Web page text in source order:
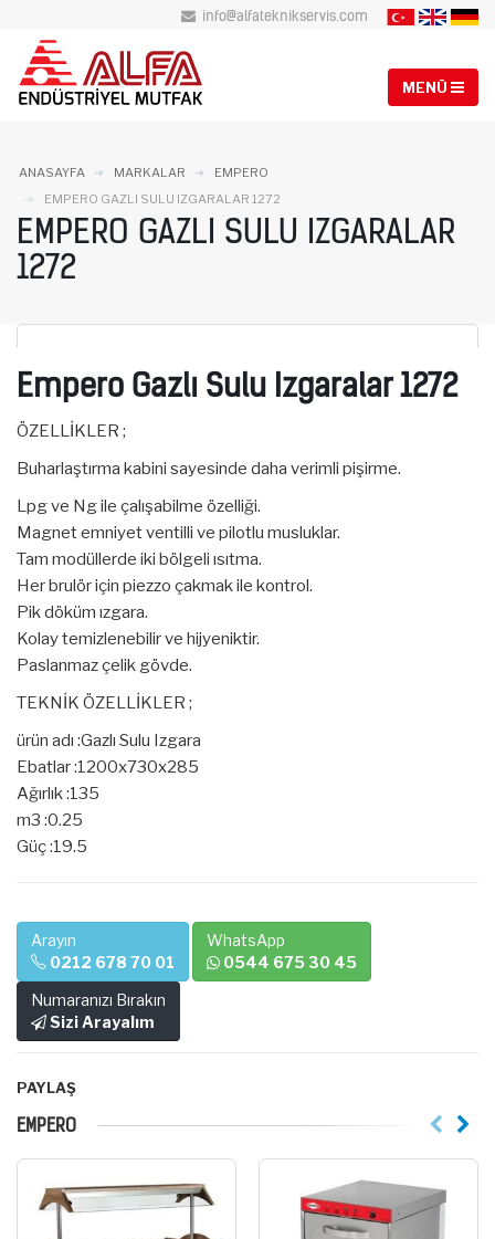
info@alfateknikservis.com
ANASAYFA MARKALAR
EMPERO
EMPERO GAZLI SULU IZGARALAR 1272
EMPERO GAZLI SULU IZGARALAR
1272
Empero Gazlı Sulu Izgaralar 1272
ÖZELLİKLER ;
Buharlaştırma kabini sayesinde daha verimli pişirme.
Lpg ve Ng ile çalışabilme özelliği.
Magnet emniyet ventilli ve pilotlu musluklar.
Tam modüllerde iki bölgeli ısıtma.
Her brulör için piezzo çakmak ile kontrol.
Pik döküm ızgara.
Kolay temizlenebilir ve hijyeniktir.
Paslanmaz çelik gövde.
TEKNİK ÖZELLİKLER ;
ürün adı :Gazlı Sulu Izgara
Ebatlar :1200x730x285
Ağırlık :135
m3 :0.25
Güç :19.5
Arayın
0212 678 70 01
WhatsApp
0544 675 30 45
Numaranızı Bırakın
Sizi Arayalım
PAYLAŞ
EMPERO